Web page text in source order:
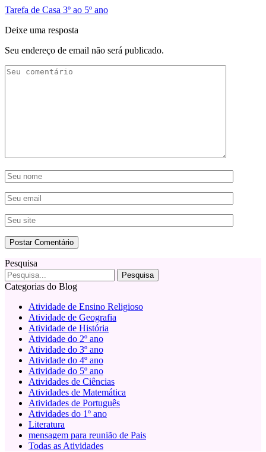
Tarefa de Casa 3º ao 5º ano
Deixe uma resposta
Seu endereço de email não será publicado.
Pesquisa
Categorias do Blog
Atividade de Ensino Religioso
Atividade de Geografia
Atividade de História
Atividade do 2º ano
Atividade do 3º ano
Atividade do 4º ano
Atividade do 5º ano
Atividades de Ciências
Atividades de Matemática
Atividades de Português
Atividades do 1º ano
Literatura
mensagem para reunião de Pais
Todas as Atividades